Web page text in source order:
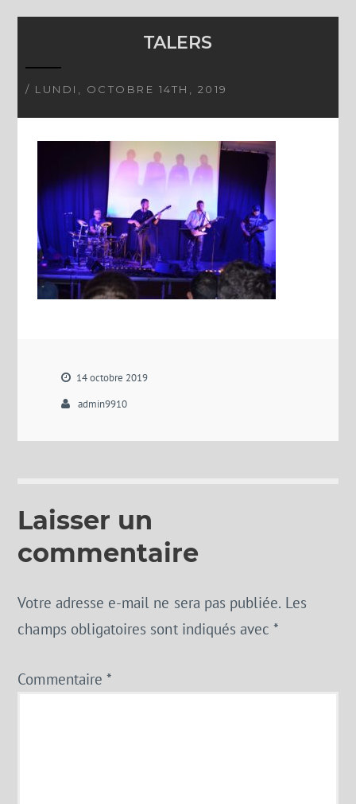
TALERS
/ LUNDI, OCTOBRE 14TH, 2019
14 octobre 2019
admin9910
Laisser un
commentaire
Votre adresse e-mail ne sera pas publiée. Les
champs obligatoires sont indiqués avec*
Commentaire *